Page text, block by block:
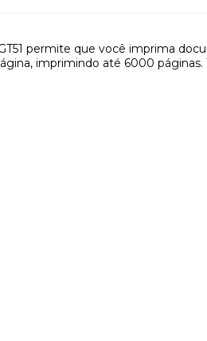
permite que você imprima
imprimindo até 6000 páginas.